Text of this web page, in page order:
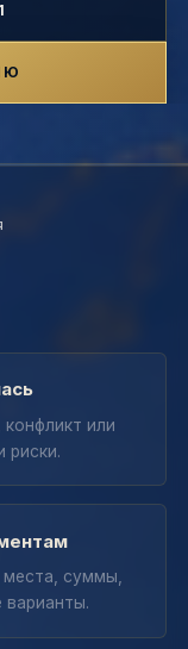
конфликт или
риски.
места, суммы,